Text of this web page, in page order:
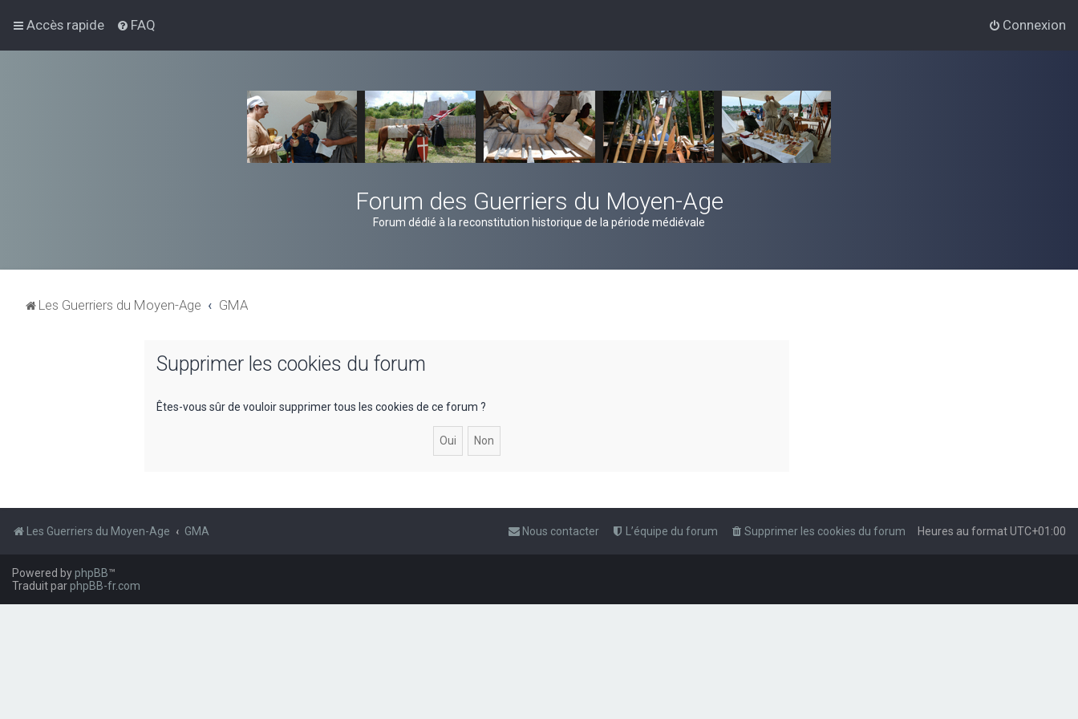
Accès rapide FAQ Connexion
Forum des Guerriers du Moyen-Age
Forum dédié à la reconstitution historique de la période médiévale
Les Guerriers du Moyen-Age GMA
Supprimer les cookies du forum
Êtes-vous sûr de vouloir supprimer tous les cookies de ce forum ?
Les Guerriers du Moyen-Age GMA Heures au formatUTC+01:00
Supprimer les cookies du forum
L’équipe du forum
Nous contacter
Powered byphpBB™
Traduit parphpBB-fr.com